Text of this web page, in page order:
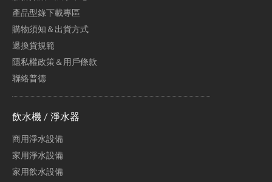
產品型錄下載專區
購物須知＆出貨方式
退換貨規範
隱私權政策＆用戶條款
聯絡普德
飲水機 / 淨水器
商用淨水設備
家用淨水設備
家用飲水設備